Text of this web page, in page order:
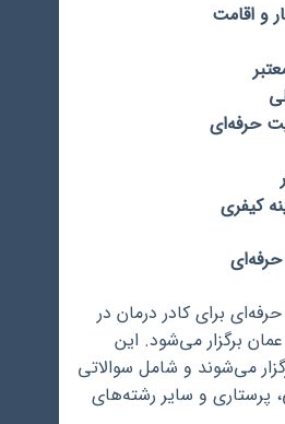
و اقامت
حرفه‌ای
کیفری
برای کادر درمان در
برگزار می‌شود. این
می‌شوند و شامل سوالاتی
پرستاری و سایر رشته‌های